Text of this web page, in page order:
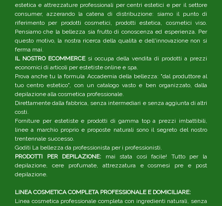
estetica e attrezzature professionali per centri estetici e per il settore
consumer, azzerando la catena di distribuzione: siamo il punto di
riferimento per prodotti cosmetici, prodotti estetica, cosmetici viso.
Pensiamo che la bellezza sia frutto di conoscenza ed esperienza. Per
questo motivo, la nostra ricerca della qualità e dell'innovazione non si
ferma mai.
IL NOSTRO ECOMMERCEsi occupa della vendita di prodotti a prezzi
economici di articoli per estetiste online e spa.
Prova anche tu la formula Accademia della bellezza: "dal produttore al
tuo centro estetico", con un catalogo vasto e ben organizzato, dalla
depilazione alla cosmetica professionale.
Direttamente dalla fabbrica, senza intermediari e senza aggiunta di altri
costi.
Forniture per estetiste e prodotti di gamma top a prezzi imbattibili,
linee a marchio proprio e proposte naturali sono il segreto del nostro
trentennale successo.
Goditi La bellezza da professionista per i professionisti.
PRODOTTI PER DEPILAZIONE: mai stata così facile! Tutto per la
depilazione, cere profumate, attrezzatura e cosmesi pre e post
depilazione.
LINEA COSMETICA COMPLETA PROFESSIONALE E DOMICILIARE:
Linea cosmetica professionale completa con ingredienti naturali, senza